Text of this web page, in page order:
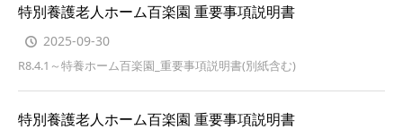
特別養護老人ホーム百楽園 重要事項説明書
2025-09-30
R8.4.1～特養ホーム百楽園_重要事項説明書(別紙含む)
特別養護老人ホーム百楽園 重要事項説明書